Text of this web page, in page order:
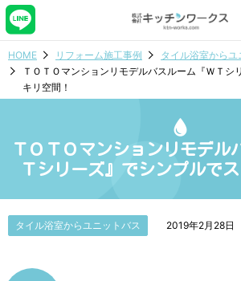
HOME リフォーム施工事例
タイル浴室からユ
ＴＯＴＯマンションリモデルバスルーム『ＷＴシ
キリ空間！
ＴＯＴＯマンションリモデル
Ｔシリーズ』でシンプルで
タイル浴室からユニットバス 2019年2月28日